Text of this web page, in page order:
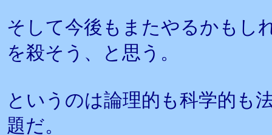
そして今後もまたやるかもし
を殺そう、と思う。
というのは論理的も科学的も
題だ。